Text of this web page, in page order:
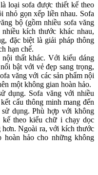
loại sofa được thiết kế theo
nhỏ gọn xếp liền nhau. Sofa
bộ (gồm nhiều sofa văng
kích thước khác nhau,
đặc biệt là giải pháp thông
hạn chế.
thất khác. Với kiểu dáng
bật với vẻ đẹp sang trọng,
văng với các sản phẩm nội
một không gian hoàn hảo.
dụng. Sofa văng với nhiều
cấu thông minh mang đến
dụng. Phù hợp với không
kế theo kiểu chữ i chạy dọc
Ngoài ra, với kích thước
hoàn hảo cho những không